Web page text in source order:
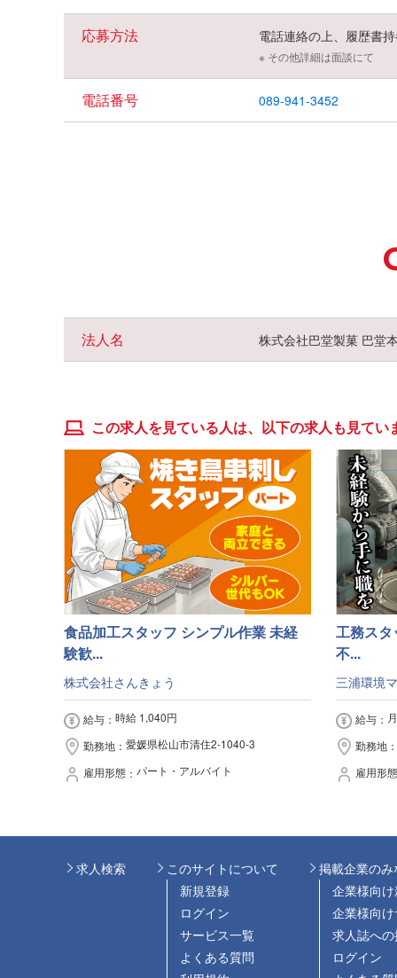
応募方法 電話連絡の上、履歴書持
※ その他詳細は面談にて
電話番号 089-941-3452
法人名 株式会社巴堂製菓 巴堂
この求人を見ている人は、以下の求人も見てい
食品加工スタッフ シンプル作業 未経
験歓...
株式会社さんきょう
給与
時給 1,040円
勤務地
愛媛県松山市清住2-1040-3
雇用形態
パート・アルバイト
工務スタ
不...
三浦環境
給与
勤務地
雇用形態
求人検索
このサイトについて
新規登録
ログイン
サービス一覧
よくある質問
掲載企業の
企業様向
企業様向
求人誌へ
ログイン